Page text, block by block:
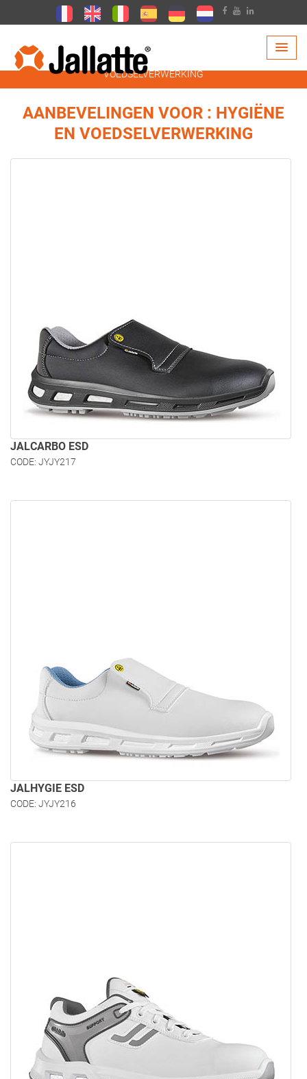
PRODUCTEN > AANBEVELINGEN >
VOEDSELVERWERKING
AANBEVELINGEN VOOR : HYGIËNE
EN VOEDSELVERWERKING
JALCARBO ESD
CODE: JYJY217
JALHYGIE ESD
CODE: JYJY216